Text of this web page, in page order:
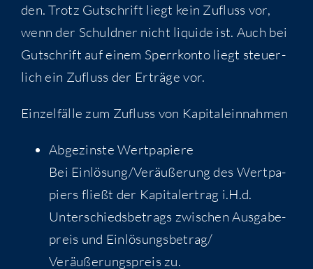
den. Trotz Gut­schrift liegt kein Zufluss vor,
wenn der Schuld­ner nicht liqui­de ist. Auch bei
Gut­schrift auf einem Sperr­kon­to liegt steu­er­
lich ein Zufluss der Erträ­ge vor.
Ein­zel­fäl­le zum Zufluss von Kapitaleinnahmen
Abge­zins­te Wertpapiere
Bei Einlösung/​Veräußerung des Wert­pa­
piers fließt der Kapi­tal­ertrag i.H.d.
Unter­schieds­be­trags zwi­schen Aus­ga­be­
preis und Einlösungsbetrag/​
Veräußerungspreis zu.